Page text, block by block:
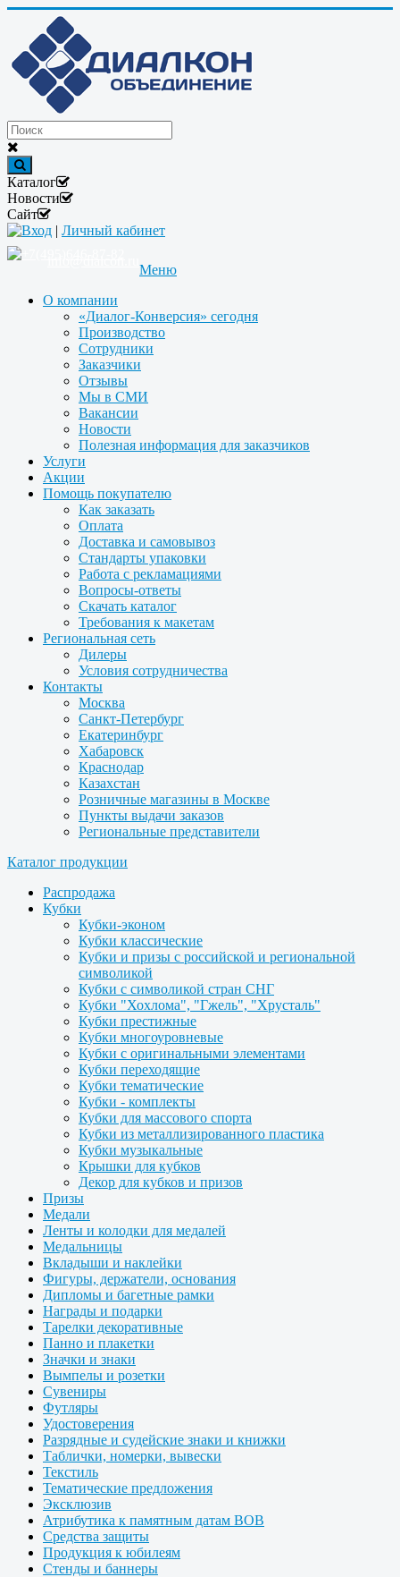
Каталог
Новости
Сайт
Вход | Личный кабинет
Меню
О компании
«Диалог-Конверсия» сегодня
Производство
Сотрудники
Заказчики
Отзывы
Мы в СМИ
Вакансии
Новости
Полезная информация для заказчиков
Услуги
Акции
Помощь покупателю
Как заказать
Оплата
Доставка и самовывоз
Стандарты упаковки
Работа с рекламациями
Вопросы-ответы
Скачать каталог
Требования к макетам
Региональная сеть
Дилеры
Условия сотрудничества
Контакты
Москва
Санкт-Петербург
Екатеринбург
Хабаровск
Краснодар
Казахстан
Розничные магазины в Москве
Пункты выдачи заказов
Региональные представители
Каталог продукции
Распродажа
Кубки
Кубки-эконом
Кубки классические
Кубки и призы с российской и региональной
символикой
Кубки с символикой стран СНГ
Кубки "Хохлома", "Гжель", "Хрусталь"
Кубки престижные
Кубки многоуровневые
Кубки с оригинальными элементами
Кубки переходящие
Кубки тематические
Кубки - комплекты
Кубки для массового спорта
Кубки из металлизированного пластика
Кубки музыкальные
Крышки для кубков
Декор для кубков и призов
Призы
Медали
Ленты и колодки для медалей
Медальницы
Вкладыши и наклейки
Фигуры, держатели, основания
Дипломы и багетные рамки
Награды и подарки
Тарелки декоративные
Панно и плакетки
Значки и знаки
Вымпелы и розетки
Сувениры
Футляры
Удостоверения
Разрядные и судейские знаки и книжки
Таблички, номерки, вывески
Текстиль
Тематические предложения
Эксклюзив
Атрибутика к памятным датам ВОВ
Средства защиты
Продукция к юбилеям
Стенды и баннеры